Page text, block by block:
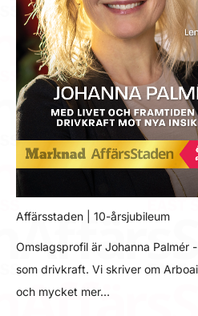
Affärsstaden | 10-årsjubileum
Omslagsprofil är Johanna Palmér
som drivkraft. Vi skriver om
och mycket mer…